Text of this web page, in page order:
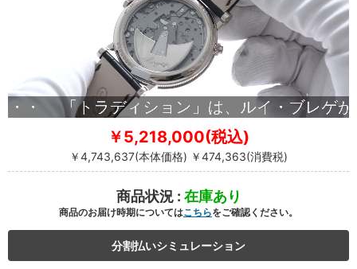
￥5,218,000(税込)
￥4,743,637(本体価格) ￥474,363(消費税)
商品状況 : 在庫あり
商品のお届け時期についてはこちらをご確認ください。
分割払いシミュレーション